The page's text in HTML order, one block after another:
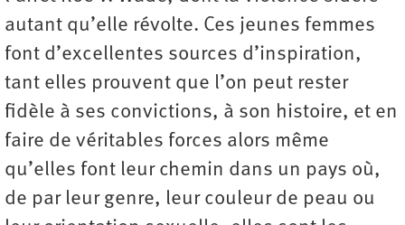
autant qu’elle révolte. Ces jeunes femmes
font d’excellentes sources d’inspiration,
tant elles prouvent que l’on peut rester
fidèle à ses convictions, à son histoire, et en
faire de véritables forces alors même
qu’elles font leur chemin dans un pays où,
de par leur genre, leur couleur de peau ou